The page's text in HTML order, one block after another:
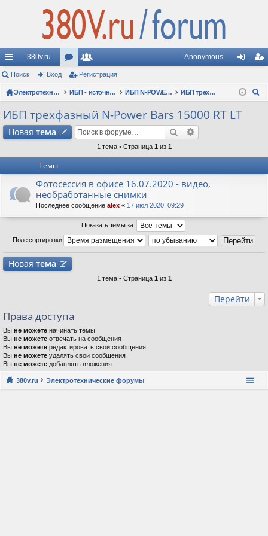
с
ы
лк
380v.ru
ор
ум
ол
ьз
ат
Anonymous
д ис
Поиск Вход Регистрация
Электротехнические форумы ИБП - источники бесперебойного питания ИБП N-POWER: новые модели (презентации, фотосессии, обзоры)
ИБП трехфазный N-Power Bars 15000 RT LT
ИБП трехфазный N-Power Bars 15000 RT LT
Новая тема
1 тема • Страница 1 из 1
Темы
Фотосессия в офисе 16.07.2020 - видео,
необработанные снимки
Последнее сообщение alex « 17 июл 2020, 09:29
Показать темы за:
Поле сортировки
Новая тема
1 тема • Страница 1 из 1
Перейти
Права доступа
Вы не можете начинать темы
Вы не можете отвечать на сообщения
Вы не можете редактировать свои сообщения
Вы не можете удалять свои сообщения
Вы не можете добавлять вложения
380v.ru Электротехнические форумы